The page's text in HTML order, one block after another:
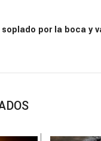
por la boca y